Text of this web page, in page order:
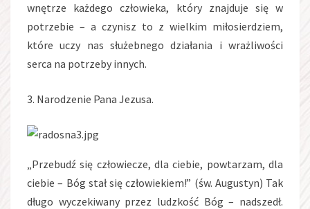
wnętrze każdego człowieka, który znajduje się w
potrzebie – a czynisz to z wielkim miłosierdziem,
które uczy nas służebnego działania i wrażliwości
serca na potrzeby innych.
3. Narodzenie Pana Jezusa.
„Przebudź się człowiecze, dla ciebie, powtarzam, dla
ciebie – Bóg stał się człowiekiem!” (św. Augustyn) Tak
długo wyczekiwany przez ludzkość Bóg – nadszedł.